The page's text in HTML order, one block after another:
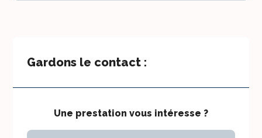
Gardons le contact :
Une prestation vous intéresse ?